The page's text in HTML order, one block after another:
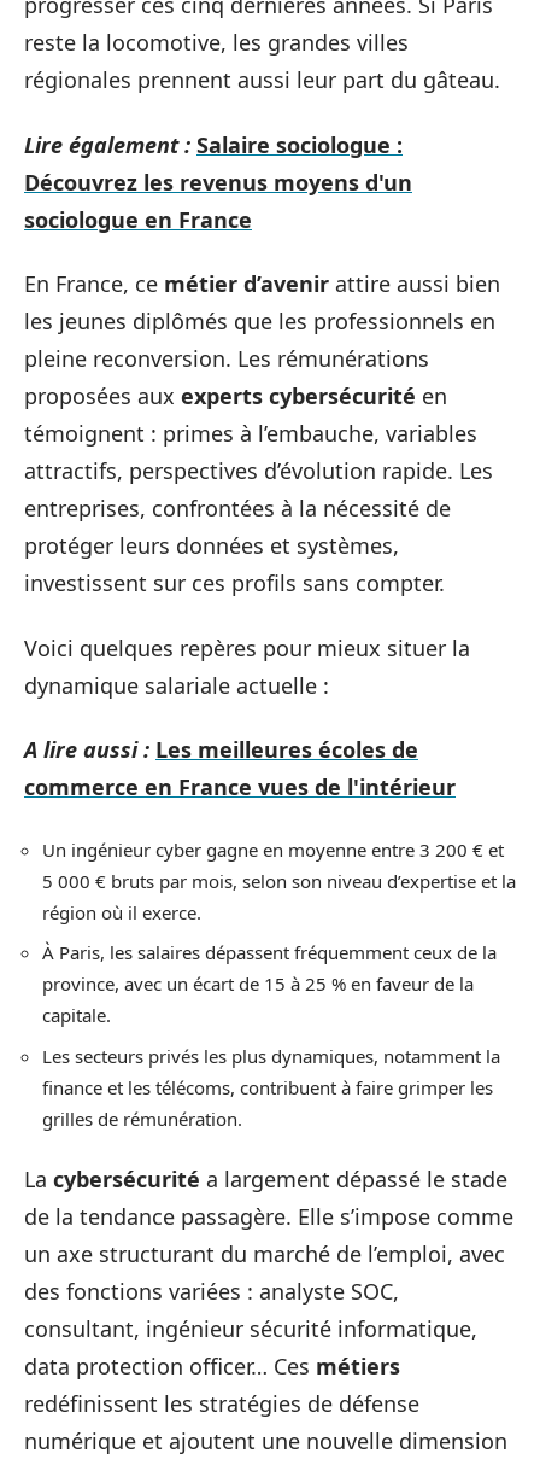
reste la locomotive, les grandes villes
régionales prennent aussi leur part du gâteau.
Lire également : Salaire sociologue :
Découvrez les revenus moyens d'un
sociologue en France
En France, ce métier d’avenir attire aussi bien
les jeunes diplômés que les professionnels en
pleine reconversion. Les rémunérations
proposées aux experts cybersécurité en
témoignent : primes à l’embauche, variables
attractifs, perspectives d’évolution rapide. Les
entreprises, confrontées à la nécessité de
protéger leurs données et systèmes,
investissent sur ces profils sans compter.
Voici quelques repères pour mieux situer la
dynamique salariale actuelle :
A lire aussi : Les meilleures écoles de
commerce en France vues de l'intérieur
Un ingénieur cyber gagne en moyenne entre 3 200 € et
5 000 € bruts par mois, selon son niveau d’expertise et la
région où il exerce.
À Paris, les salaires dépassent fréquemment ceux de la
province, avec un écart de 15 à 25 % en faveur de la
capitale.
Les secteurs privés les plus dynamiques, notamment la
finance et les télécoms, contribuent à faire grimper les
grilles de rémunération.
La cybersécurité a largement dépassé le stade
de la tendance passagère. Elle s’impose comme
un axe structurant du marché de l’emploi, avec
des fonctions variées : analyste SOC,
consultant, ingénieur sécurité informatique,
data protection officer… Ces métiers
redéfinissent les stratégies de défense
numérique et ajoutent une nouvelle dimension